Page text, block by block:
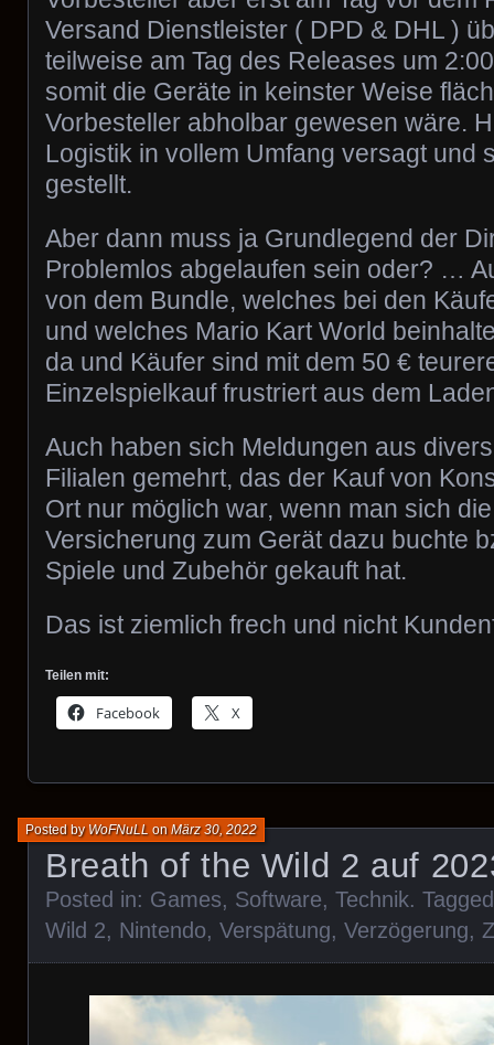
Versand Dienstleister ( DPD & DHL )
teilweise am Tag des Releases um
somit die Geräte in keinster Weise
Vorbesteller abholbar gewesen wäre.
Logistik in vollem Umfang versagt und
gestellt.
Aber dann muss ja Grundlegend der
Problemlos abgelaufen sein oder? …
von dem Bundle, welches bei den
und welches Mario Kart World
da und Käufer sind mit dem 50 €
Einzelspielkauf frustriert aus dem
Auch haben sich Meldungen aus
Filialen gemehrt, das der Kauf von
Ort nur möglich war, wenn man sich
Versicherung zum Gerät dazu buchte
Spiele und Zubehör gekauft hat.
Das ist ziemlich frech und nicht
Teilen mit:
Facebook X
Breath of the Wild 2 auf
Posted byWoFNuLL onMärz 30, 2022
Posted in: Games, Software, Technik.
Wild 2, Nintendo, Verspätung, Verzögerung,